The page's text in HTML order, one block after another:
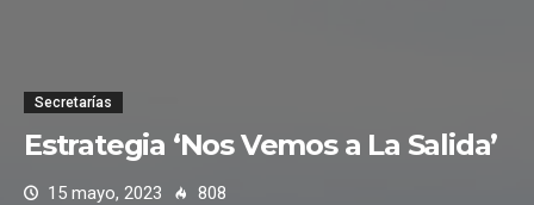
Secretarías
Estrategia ‘Nos Vemos a La Salida’
15 mayo, 2023 808